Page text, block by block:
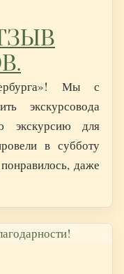
Мы с
экскурсовода
экскурсию для
в субботу
даже